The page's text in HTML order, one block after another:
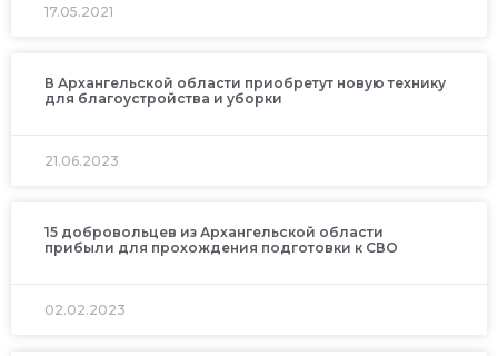
17.05.2021
В Архангельской области приобретут новую технику
для благоустройства и уборки
21.06.2023
15 добровольцев из Архангельской области
прибыли для прохождения подготовки к СВО
02.02.2023